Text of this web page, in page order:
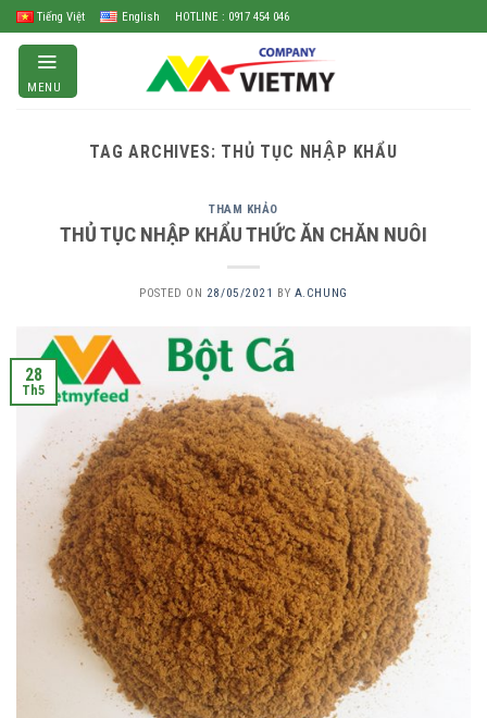
Skip
to
content
Tiếng Việt English HOTLINE : 0917 454 046
MENU
TAG ARCHIVES: THỦ TỤC NHẬP KHẨU
THAM KHẢO
THỦ TỤC NHẬP KHẨU THỨC ĂN CHĂN NUÔI
POSTED ON 28/05/2021 BY A.CHUNG
28
Th5